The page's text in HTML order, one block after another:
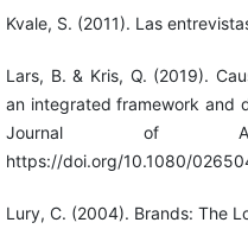
Kvale, S. (2011). Las
Lars, B. & Kris, Q. (2019).
an integrated framework and
Journal of
https://doi.org/10.1080/
Lury, C. (2004). Brands: The